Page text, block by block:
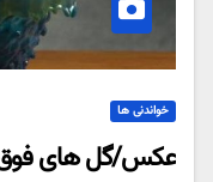
خواندنی ها
عکس/گل های فوق